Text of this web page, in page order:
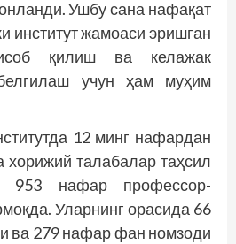
Ушбу сана нафақат
институт жамоаси эришган
қилиш ва келажак
учун ҳам муҳим
12 минг нафардан
хорижий талабалар таҳсил
953 нафар профессор-
Уларнинг орасида 66
ва 279 нафар фан номзоди